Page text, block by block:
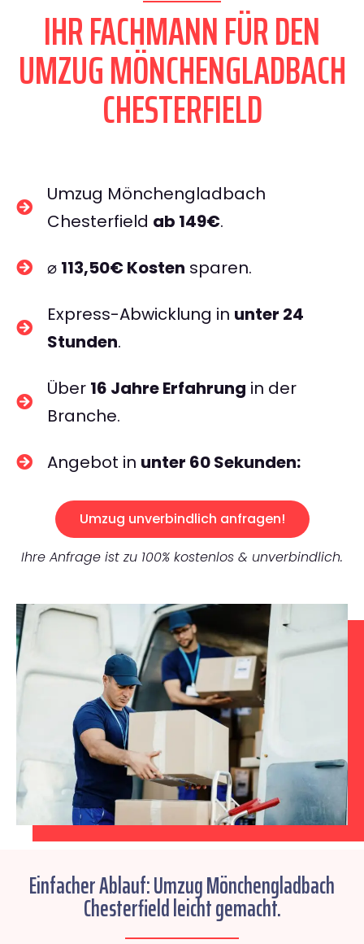
IHR FACHMANN FÜR DEN
UMZUG MÖNCHENGLADBACH
CHESTERFIELD
Umzug Mönchengladbach
Chesterfield ab 149€.
⌀ 113,50€ Kosten sparen.
Express-Abwicklung in unter 24
Stunden.
Über 16 Jahre Erfahrung in der
Branche.
Angebot in unter 60 Sekunden:
Umzug unverbindlich anfragen!
Ihre Anfrage ist zu 100% kostenlos & unverbindlich.
Einfacher Ablauf: Umzug Mönchengladbach
Chesterfield leicht gemacht.